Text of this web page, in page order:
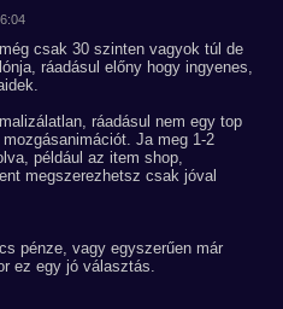
csak 30 szinten vagyok túl de
ráadásul előny hogy ingyenes,
ráadásul nem egy top
Ja meg 1-2
például az item shop,
megszerezhetsz csak jóval
pénze, vagy egyszerűen már
ez egy jó választás.